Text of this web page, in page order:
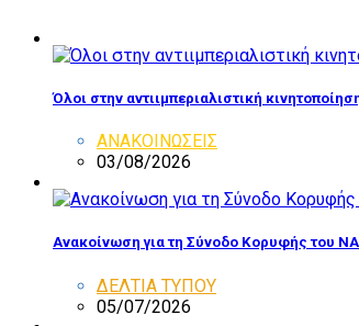
Όλοι στην αντιιμπεριαλιστική
ΑΝΑΚΟΙΝΩΣΕΙΣ
03/08/2026
Ανακοίνωση για τη Σύνοδο Κορυφής του
ΔΕΛΤΙΑ ΤΥΠΟΥ
05/07/2026